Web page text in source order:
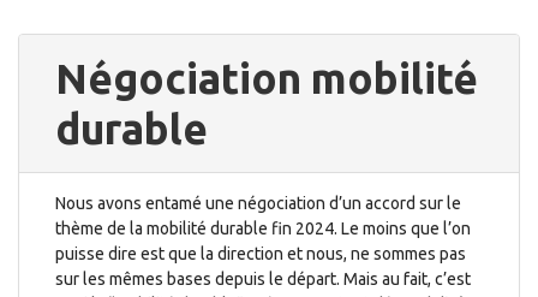
Négociation mobilité
durable
Nous avons entamé une négociation d’un accord sur le
thème de la mobilité durable fin 2024. Le moins que l’on
puisse dire est que la direction et nous, ne sommes pas
sur les mêmes bases depuis le départ. Mais au fait, c’est